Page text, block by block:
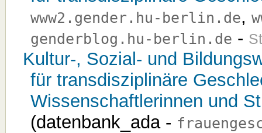
www2.gender.hu-berlin.de,
genderblog.hu-berlin.de -
Kultur-, Sozial- und
für transdisziplinäre
Wissenschaftlerinnen und
(datenbank_ada -